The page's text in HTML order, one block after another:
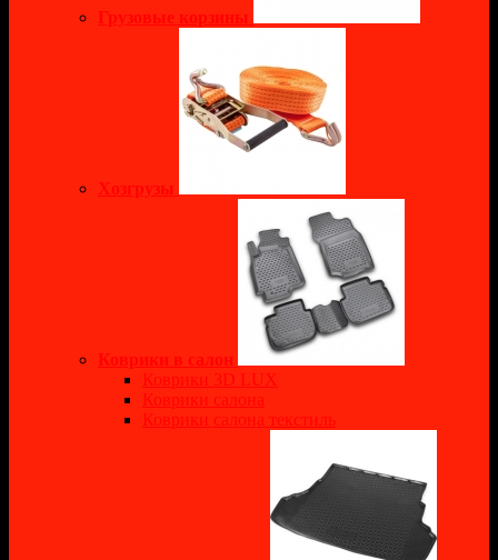
Грузовые корзины
Хозгрузы
Коврики в салон
Коврики 3D LUX
Коврики салона
Коврики салона текстиль